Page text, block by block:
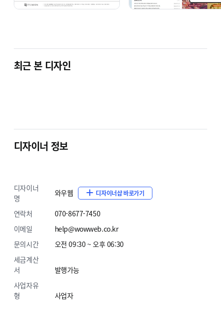
최근 본 디자인
디자이너 정보
디자이너
명
와우웹 디자이너샵 바로가기
연락처
070-8677-7450
이메일
help@wowweb.co.kr
문의시간
오전 09:30 ~ 오후 06:30
세금계산
서
발행가능
사업자유
형
사업자